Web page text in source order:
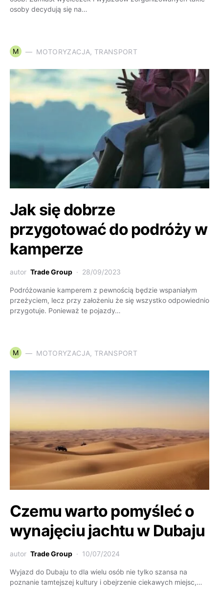
osoby decydują się na…
M MOTORYZACJA, TRANSPORT
Jak się dobrze
przygotować do podróży w
kamperze
autor Trade Group 28/09/2023
Podróżowanie kamperem z pewnością będzie wspaniałym
przeżyciem, lecz przy założeniu że się wszystko odpowiednio
przygotuje. Ponieważ te pojazdy…
M MOTORYZACJA, TRANSPORT
Czemu warto pomyśleć o
wynajęciu jachtu w Dubaju
autor Trade Group 10/07/2024
Wyjazd do Dubaju to dla wielu osób nie tylko szansa na
poznanie tamtejszej kultury i obejrzenie ciekawych miejsc,…